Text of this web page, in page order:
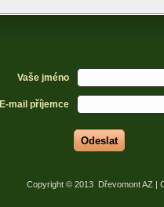
Vaše jméno
E-mail příjemce
Odeslat
Copyright © 2013 Dřevomont AZ |